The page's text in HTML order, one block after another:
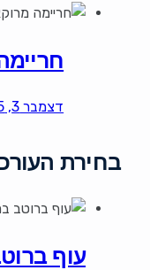
דצמבר 3, 2025
בחירת
עוף